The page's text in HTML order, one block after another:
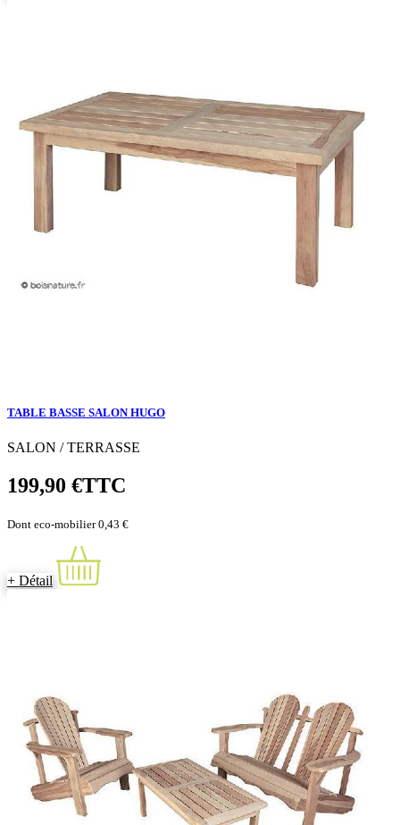
TABLE BASSE SALON HUGO
SALON / TERRASSE
199,90 €TTC
Dont eco-mobilier 0,43 €
+ Détail